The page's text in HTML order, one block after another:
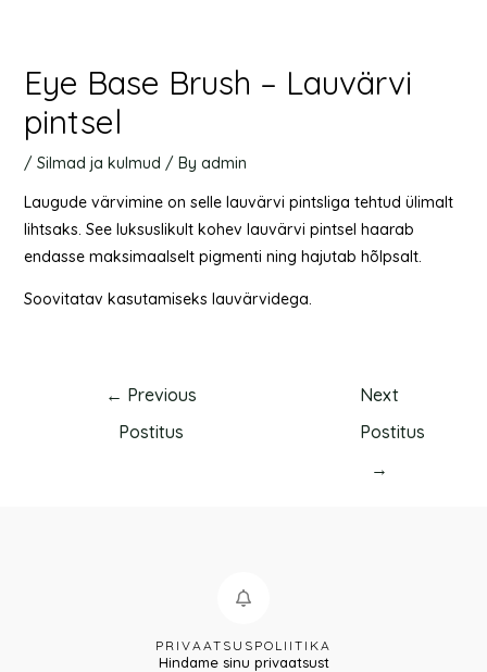
Eye Base Brush – Lauvärvi
pintsel
/ Silmad ja kulmud / By admin
Laugude värvimine on selle lauvärvi pintsliga tehtud ülimalt
lihtsaks. See luksuslikult kohev lauvärvi pintsel haarab
endasse maksimaalselt pigmenti ning hajutab hõlpsalt.
Soovitatav kasutamiseks lauvärvidega.
← Previous
Postitus
Next
Postitus
→
PRIVAATSUSPOLIITIKA
Hindame sinu privaatsust